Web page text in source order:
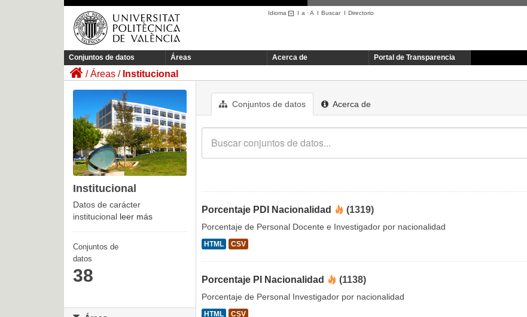
Idioma I a ·A I BuscarI Directorio
Conjuntos de datos Áreas Acerca de Portal de Transparencia
Áreas Institucional
Conjuntos de datos Acerca de
Porcentaje PDI Nacionalidad (1319)
Porcentaje de Personal Docente e Investigador por nacionalidad
HTML CSV
Porcentaje PI Nacionalidad (1138)
Porcentaje de Personal Investigador por nacionalidad
HTML CSV
Institucional
Datos de carácter
institucional leer más
Conjuntos de
datos
38